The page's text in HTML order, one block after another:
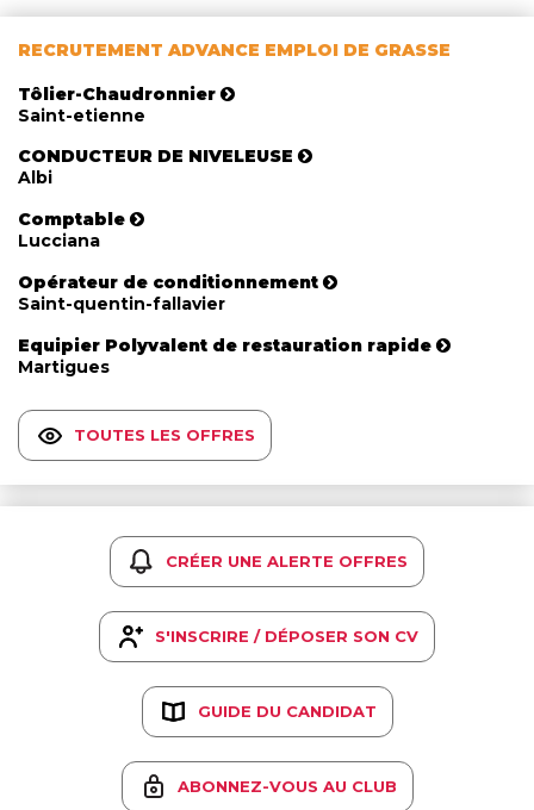
RECRUTEMENT ADVANCE EMPLOI DE GRASSE
Tôlier-Chaudronnier
Saint-etienne
CONDUCTEUR DE NIVELEUSE
Albi
Comptable
Lucciana
Opérateur de conditionnement
Saint-quentin-fallavier
Equipier Polyvalent de restauration rapide
Martigues
TOUTES LES OFFRES
CRÉER UNE ALERTE OFFRES
S'INSCRIRE / DÉPOSER SON CV
GUIDE DU CANDIDAT
ABONNEZ-VOUS AU CLUB